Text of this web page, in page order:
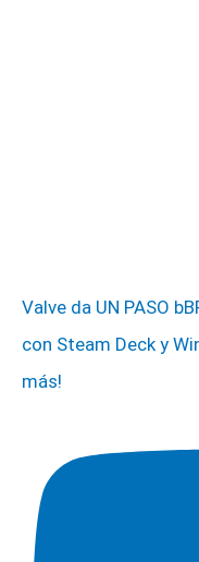
Valve da UN PASO
con Steam Deck y
más!